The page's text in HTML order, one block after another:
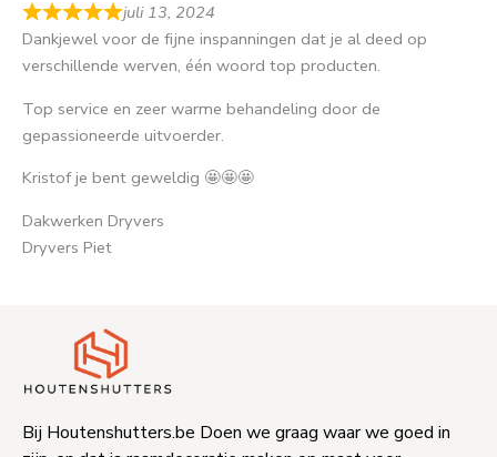
juli 13, 2024
Dankjewel voor de fijne inspanningen dat je al deed op
verschillende werven, één woord top producten.
Top service en zeer warme behandeling door de
gepassioneerde uitvoerder.
Kristof je bent geweldig 🤩🤩🤩
Dakwerken Dryvers
Dryvers Piet
Bij Houtenshutters.be Doen we graag waar we goed in